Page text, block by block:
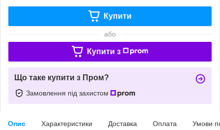
Купити
або
Купити з
Що таке купити з Пром?
Замовлення під захистом
Опис Характеристики Доставка Оплата Умови